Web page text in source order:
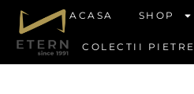
ACASA SHOP
COLECTII PIETRE